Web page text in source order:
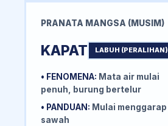
PRANATA MANGSA (MUSIM)
KAPAT LABUH (PERALIHAN)
• FENOMENA: Mata air mulai
penuh, burung bertelur
• PANDUAN: Mulai menggarap
sawah